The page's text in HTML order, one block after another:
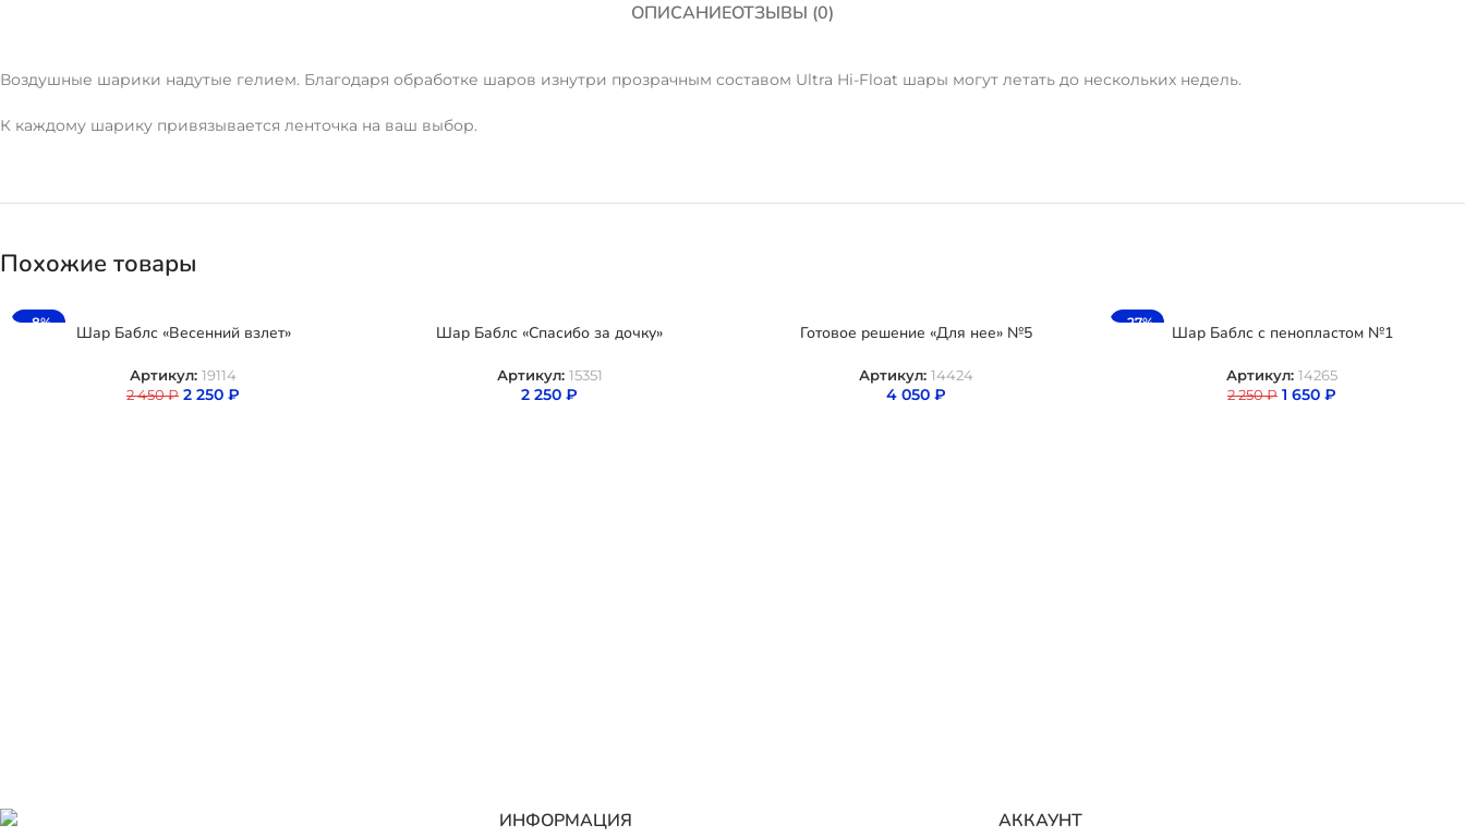
ОПИСАНИЕОТЗЫВЫ (0)
Воздушные шарики надутые гелием. Благодаря обработке шаров изнутри прозрачным составом Ultra Hi-Float шары могут летать до нескольких недель.
К каждому шарику привязывается ленточка на ваш выбор.
Похожие товары
-8%
Шар Баблс «Весенний взлет»
Артикул: 19114
2 450₽ 2 250 ₽
Шар Баблс «Спасибо за дочку»
Артикул: 15351
2 250 ₽
Готовое решение «Для нее» №5
Артикул: 14424
4 050 ₽
-27%
Шар Баблс с пенопластом №1
Артикул: 14265
2 250₽ 1 650 ₽
ИНФОРМАЦИЯ АККАУНТ